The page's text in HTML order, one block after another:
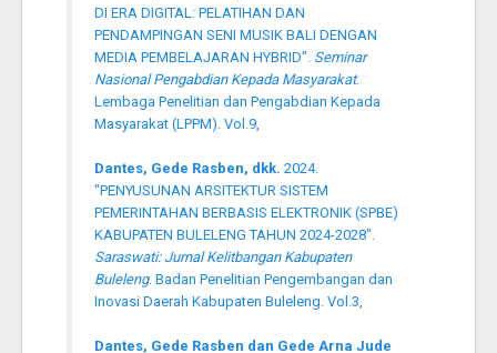
DI ERA DIGITAL: PELATIHAN DAN
PENDAMPINGAN SENI MUSIK BALI DENGAN
MEDIA PEMBELAJARAN HYBRID". Seminar
Nasional Pengabdian Kepada Masyarakat.
Lembaga Penelitian dan Pengabdian Kepada
Masyarakat (LPPM). Vol.9,
Dantes, Gede Rasben, dkk. 2024.
"PENYUSUNAN ARSITEKTUR SISTEM
PEMERINTAHAN BERBASIS ELEKTRONIK (SPBE)
KABUPATEN BULELENG TAHUN 2024-2028".
Saraswati: Jurnal Kelitbangan Kabupaten
Buleleng. Badan Penelitian Pengembangan dan
Inovasi Daerah Kabupaten Buleleng. Vol.3,
Dantes, Gede Rasben dan Gede Arna Jude